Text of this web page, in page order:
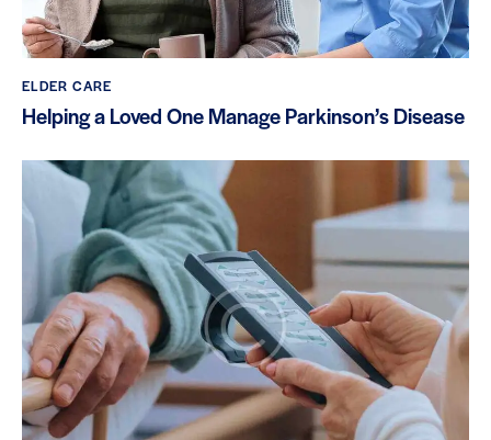
ELDER CARE
Helping a Loved One Manage Parkinson’s Disease